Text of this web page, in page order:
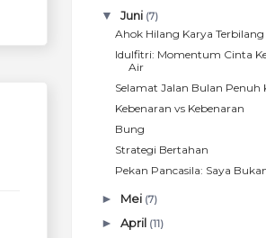
▼Juni (7)
Ahok Hilang Karya Terbilang
Idulfitri: Momentum Cinta
Air
Selamat Jalan Bulan Penuh
Kebenaran vs Kebenaran
Bung
Strategi Bertahan
Pekan Pancasila: Saya
► Mei (7)
►April (11)